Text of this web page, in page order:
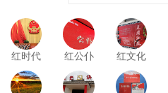
红时代 红公仆 红文化